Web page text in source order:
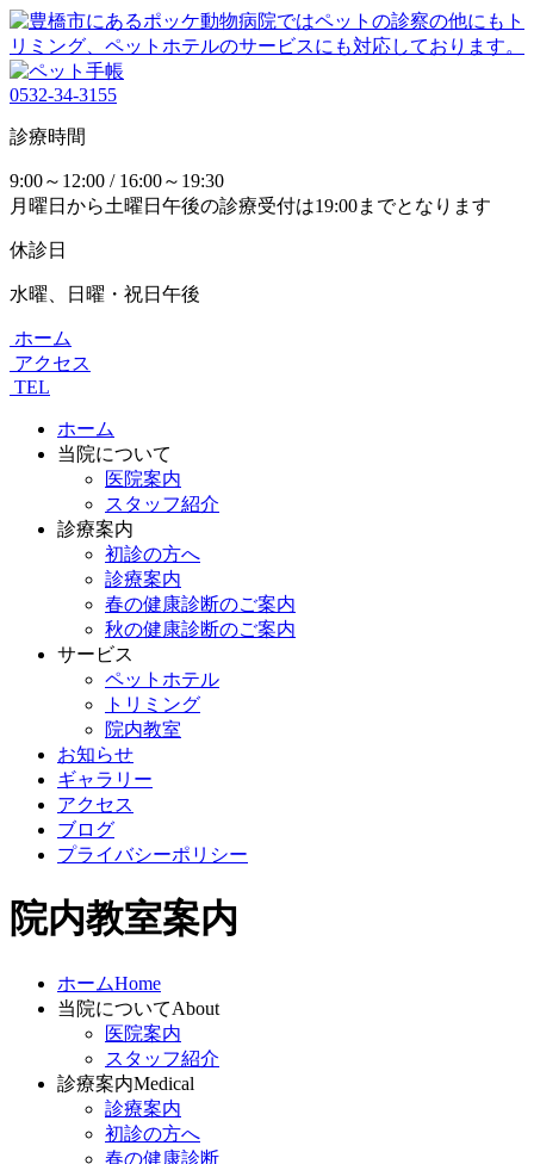
0532-34-3155
診療時間
9:00～12:00 / 16:00～19:30
月曜日から土曜日午後の診療受付は19:00までとなります
休診日
水曜、日曜・祝日午後
ホーム
アクセス
TEL
ホーム
当院について
医院案内
スタッフ紹介
診療案内
初診の方へ
診療案内
春の健康診断のご案内
秋の健康診断のご案内
サービス
ペットホテル
トリミング
院内教室
お知らせ
ギャラリー
アクセス
ブログ
プライバシーポリシー
院内教室案内
ホームHome
当院についてAbout
医院案内
スタッフ紹介
診療案内Medical
診療案内
初診の方へ
春の健康診断